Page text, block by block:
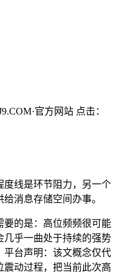
官方网站 点击：
线是环节阻力，另一个
消息存储空间办事。
的是：高位频频很可能
几乎一曲处于持续的强势
平台声明：该文概念仅代
动过程，把当前此次高